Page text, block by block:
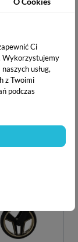
Ci
Wykorzystujemy
usług,
z Twoimi
podczas